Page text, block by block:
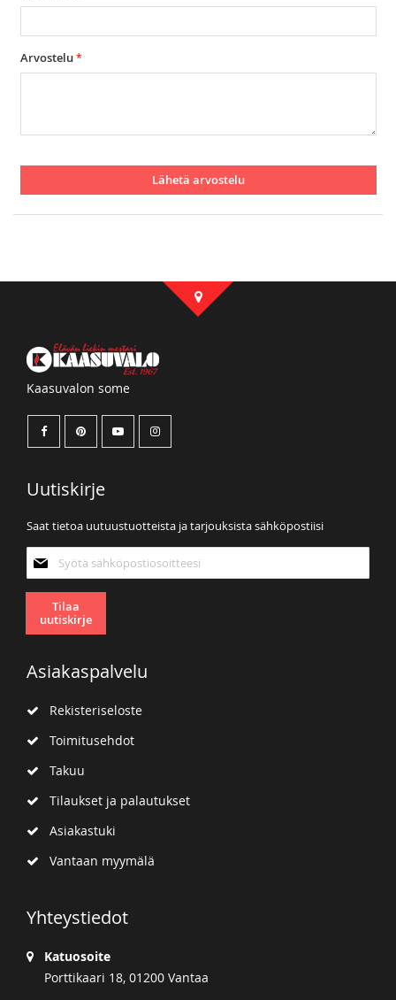
Arvostelu
Lähetä arvostelu
Kaasuvalon some
Uutiskirje
Saat tietoa uutuustuotteista ja tarjouksista sähköpostiisi
uutiskirjeemme:
Tilaa
uutiskirje
Asiakaspalvelu
Rekisteriseloste
Toimitusehdot
Takuu
Tilaukset ja palautukset
Asiakastuki
Vantaan myymälä
Yhteystiedot
Katuosoite
Porttikaari 18, 01200 Vantaa